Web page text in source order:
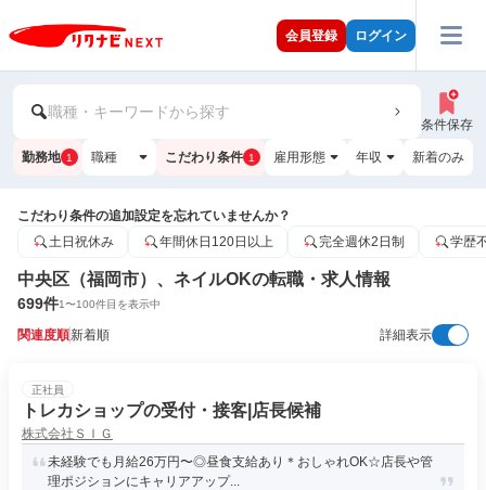
会員登録 ログイン
職種・キーワードから探す
条件保存
勤務地 1 職種 こだわり条件 1 雇用形態 年収 新着のみ
こだわり条件の追加設定を忘れていませんか？
土日祝休み
年間休日120日以上 完全週休2日制 学歴
中央区（福岡市）、ネイルOKの転職・求人情報
699件1〜100件目を表示中
関連度順新着順 詳細表示
正社員
トレカショップの受付・接客|店長候補
株式会社ＳＩＧ
未経験でも月給26万円〜◎昼食支給あり＊おしゃれOK☆店長や管
理ポジションにキャリアアップ...